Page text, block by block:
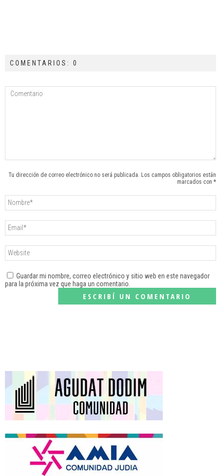
COMENTARIOS: 0
Tu dirección de correo electrónico no será publicada. Los campos obligatorios están
marcados con *
Guardar mi nombre, correo electrónico y sitio web en este navegador
para la próxima vez que haga un comentario.